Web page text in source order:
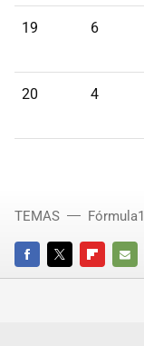
19 6
20 4
FACEBOOKTWITTERFLIPBOARD
E-
TEMAS Fórmula1